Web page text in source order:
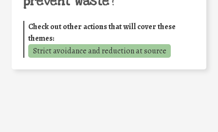
Check out other actions that will cover these
themes:
Strict avoidance and reduction at source